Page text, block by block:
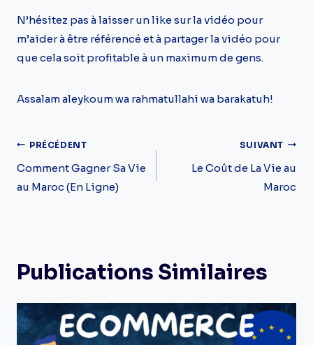
N’hésitez pas à laisser un like sur la vidéo pour
m’aider à être référencé et à partager la vidéo pour
que cela soit profitable à un maximum de gens.
Assalam aleykoum wa rahmatullahi wa barakatuh!
Navigation
De
L’article
PRÉCÉDENT
Comment Gagner Sa Vie
au Maroc (En Ligne)
SUIVANT
Le Coût de La Vie au
Maroc
Publications Similaires